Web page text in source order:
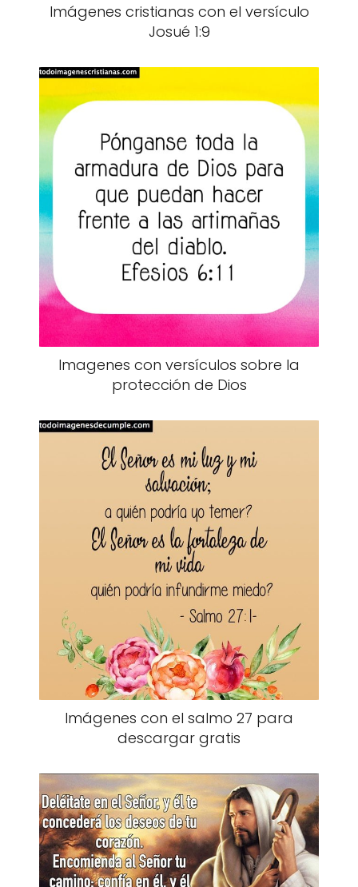
Imágenes cristianas con el versículo
Josué 1:9
Imagenes con versículos sobre la
protección de Dios
Imágenes con el salmo 27 para
descargar gratis